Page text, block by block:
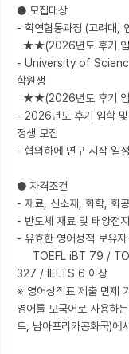
● 모집대상
- 학연협동과정 (고려대,
- University of
학원생
- 2026년도 후기 입학
정생 모집
- 협의하에 연구 시작 일
● 자격조건
- 재료, 신소재, 화학, 화
- 반도체 재료 및 태양전
- 유효한 영어성적 보유
327 / IELTS 6 이상
※ 영어성적표 제출 면제
영어를 모국어로 사용하
드, 남아프리카공화국)에